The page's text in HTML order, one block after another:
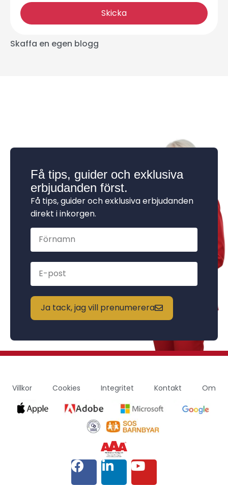
Skicka
Skaffa en egen blogg
Få tips, guider och exklusiva
erbjudanden först.
Få tips, guider och exklusiva erbjudanden
direkt i inkorgen.
Ja tack, jag vill prenumerera
Villkor Cookies Integritet Kontakt Om